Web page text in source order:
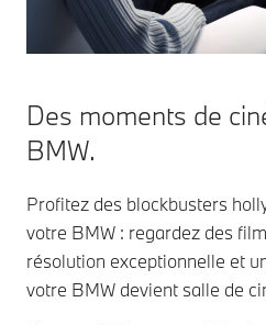
Des moments de
BMW.
Profitez des blockbusters
votre BMW : regardez des
résolution exceptionnelle et
votre BMW devient salle de